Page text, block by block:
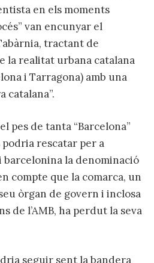
en els moments
van encunyar el
tractant de
la realitat urbana catalana
i Tarragona) amb una
catalana”.
pes de tanta “Barcelona”
rescatar per a
la denominació
compte que la comarca, un
òrgan de govern i inclosa
de l’AMB, ha perdut la seva
seguir sent la bandera